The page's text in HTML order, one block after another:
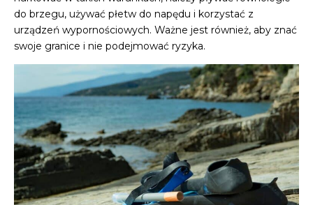
do brzegu, używać płetw do napędu i korzystać z
urządzeń wypornościowych. Ważne jest również, aby znać
swoje granice i nie podejmować ryzyka.